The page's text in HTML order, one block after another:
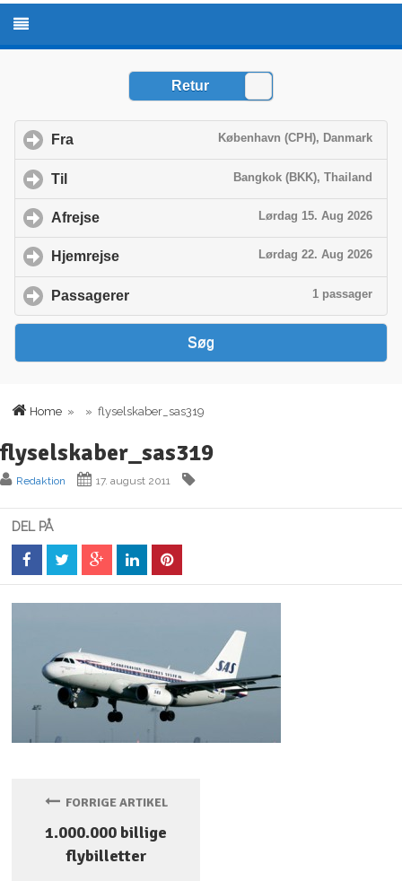
Home » » flyselskaber_sas319
flyselskaber_sas319
Redaktion 17. august 2011
DEL PÅ
FORRIGE ARTIKEL
1.000.000 billige
flybilletter